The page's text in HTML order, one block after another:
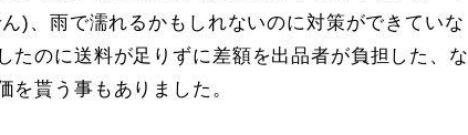
)、雨で濡れるかもしれないのに対策ができていな
たのに送料が足りずに差額を出品者が負担した、な
を貰う事もありました。